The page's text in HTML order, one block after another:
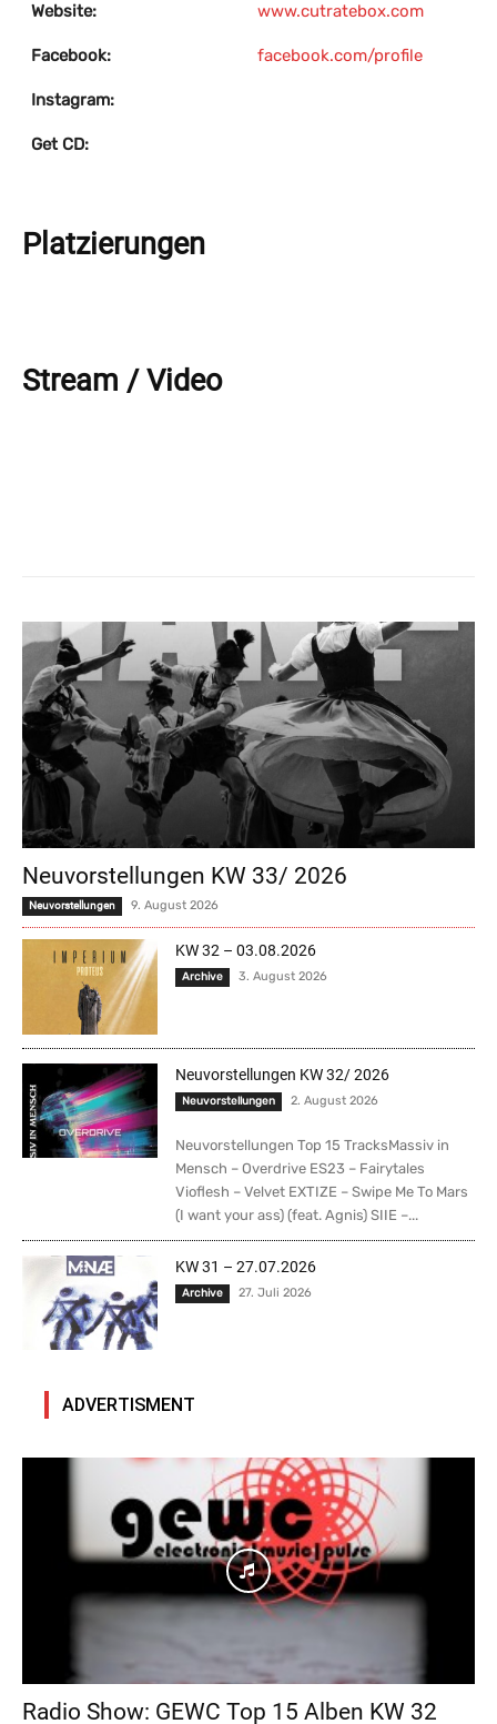
Website: www.cutratebox.com
Facebook: facebook.com/profile
Instagram:
Get CD:
Platzierungen
Stream / Video
Neuvorstellungen KW 33/ 2026
Neuvorstellungen 9. August 2026
KW 32 – 03.08.2026
Archive 3. August 2026
Neuvorstellungen KW 32/ 2026
Neuvorstellungen 2. August 2026
Neuvorstellungen Top 15 TracksMassiv in
Mensch – Overdrive ES23 – Fairytales
Vioflesh – Velvet EXTIZE – Swipe Me To Mars
(I want your ass) (feat. Agnis) SIIE –...
KW 31 – 27.07.2026
Archive 27. Juli 2026
ADVERTISMENT
Radio Show: GEWC Top 15 Alben KW 32